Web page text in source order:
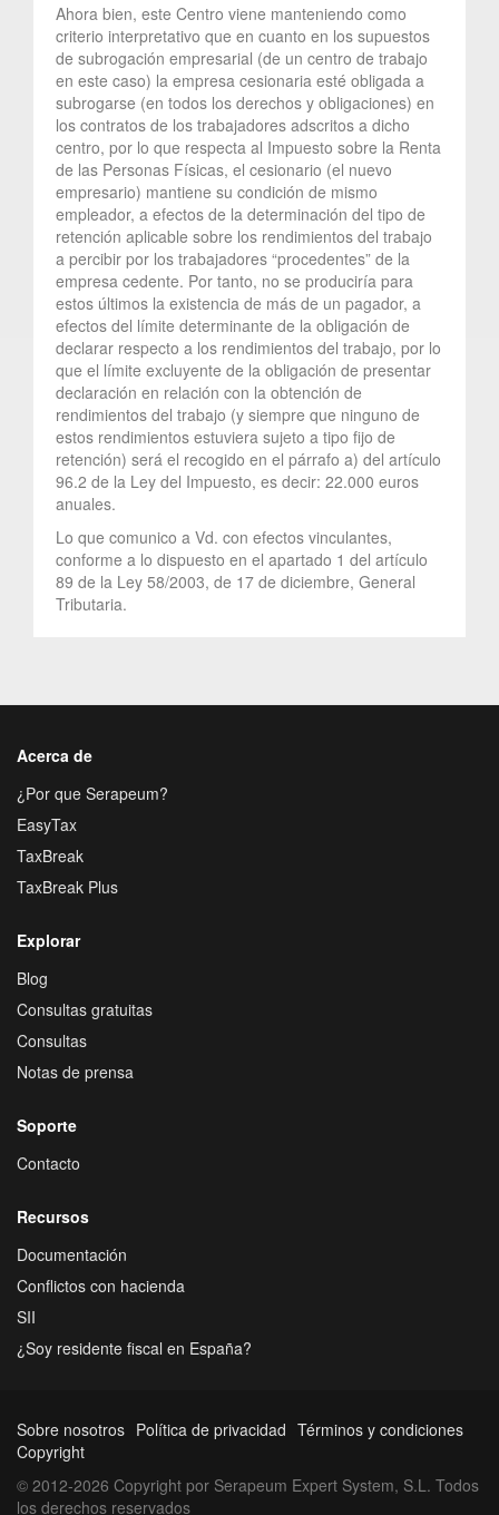
Ahora bien, este Centro viene manteniendo como
criterio interpretativo que en cuanto en los supuestos
de subrogación empresarial (de un centro de trabajo
en este caso) la empresa cesionaria esté obligada a
subrogarse (en todos los derechos y obligaciones) en
los contratos de los trabajadores adscritos a dicho
centro, por lo que respecta al Impuesto sobre la Renta
de las Personas Físicas, el cesionario (el nuevo
empresario) mantiene su condición de mismo
empleador, a efectos de la determinación del tipo de
retención aplicable sobre los rendimientos del trabajo
a percibir por los trabajadores “procedentes” de la
empresa cedente. Por tanto, no se produciría para
estos últimos la existencia de más de un pagador, a
efectos del límite determinante de la obligación de
declarar respecto a los rendimientos del trabajo, por lo
que el límite excluyente de la obligación de presentar
declaración en relación con la obtención de
rendimientos del trabajo (y siempre que ninguno de
estos rendimientos estuviera sujeto a tipo fijo de
retención) será el recogido en el párrafo a) del artículo
96.2 de la Ley del Impuesto, es decir: 22.000 euros
anuales.
Lo que comunico a Vd. con efectos vinculantes,
conforme a lo dispuesto en el apartado 1 del artículo
89 de la Ley 58/2003, de 17 de diciembre, General
Tributaria.
Acerca de
¿Por que Serapeum?
EasyTax
TaxBreak
TaxBreak Plus
Explorar
Blog
Consultas gratuitas
Consultas
Notas de prensa
Soporte
Contacto
Recursos
Documentación
Conflictos con hacienda
SII
¿Soy residente fiscal en España?
Sobre nosotros Política de privacidad Términos y condiciones
Copyright
© 2012-2026 Copyright por Serapeum Expert System, S.L. Todos
los derechos reservados